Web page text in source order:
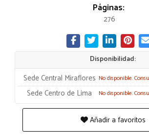
Páginas:
276
Disponibilidad:
Sede Central Miraflores No disponible.
Sede Centro de Lima No disponible.
Añadir a favoritos